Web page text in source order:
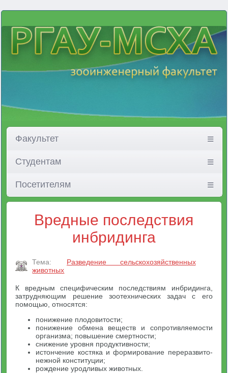
Факультет
Студентам
Посетителям
Вредные последствия
инбридинга
Тема:
Разведение сельскохозяйственных
животных
К вредным специфическим последствиям инбридинга,
затрудняющим решение зоотехнических задач с его
помощью, относятся:
понижение плодовитости;
понижение обмена веществ и сопротивляемости
организма; повышение смертности;
снижение уровня продуктивности;
истончение костяка и формирование переразвито-
нежной конституции;
рождение уродливых животных.